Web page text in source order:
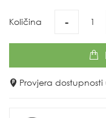
Količina -
Provjera